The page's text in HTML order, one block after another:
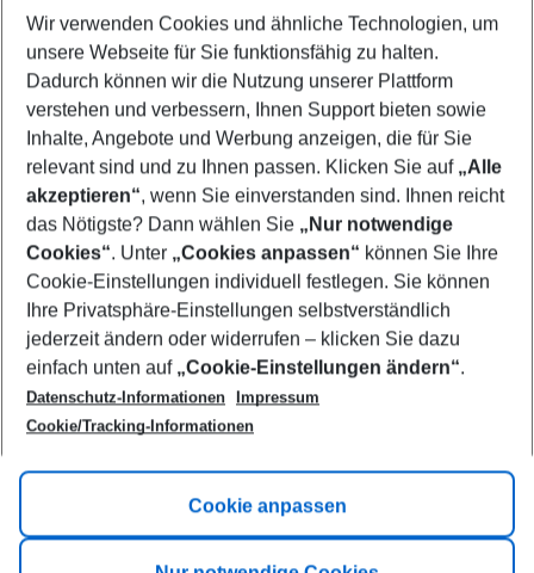
Select your date range
11/08/26–09/08/27 5-8 nights
Who will travel
2 adults No children
Show more filter
Footer
Footer navigation
Title A
Link A
Wir verwenden Cookies und ähnliche Technologien, um
unsere Webseite für Sie funktionsfähig zu halten.
Dadurch können wir die Nutzung unserer Plattform
verstehen und verbessern, Ihnen Support bieten sowie
Inhalte, Angebote und Werbung anzeigen, die für Sie
relevant sind und zu Ihnen passen. Klicken Sie auf „Alle
akzeptieren“, wenn Sie einverstanden sind. Ihnen reicht
das Nötigste? Dann wählen Sie „Nur notwendige
Cookies“. Unter „Cookies anpassen“ können Sie Ihre
Cookie-Einstellungen individuell festlegen. Sie können
Ihre Privatsphäre-Einstellungen selbstverständlich
jederzeit ändern oder widerrufen – klicken Sie dazu
einfach unten auf „Cookie-Einstellungen ändern“.
Datenschutz-Informationen
Impressum
Cookie/Tracking-Informationen
Cookie anpassen